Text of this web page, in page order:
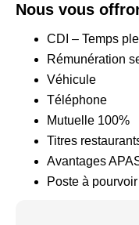
Nous vous
CDI – Temps
Rémunération
Véhicule
Téléphone
Mutuelle 100%
Titres
Avantages
Poste à